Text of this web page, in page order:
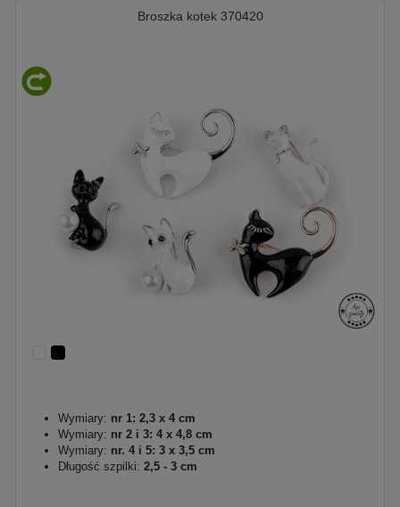
Broszka kotek 370420
Wymiary: nr 1: 2,3 x 4 cm
Wymiary: nr 2 i 3: 4 x 4,8 cm
Wymiary: nr. 4 i 5: 3 x 3,5 cm
Długość szpilki: 2,5 - 3 cm